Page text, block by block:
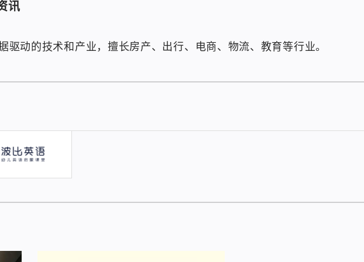
讯
动的技术和产业，擅长房产、出行、电商、物流、教育等行业。